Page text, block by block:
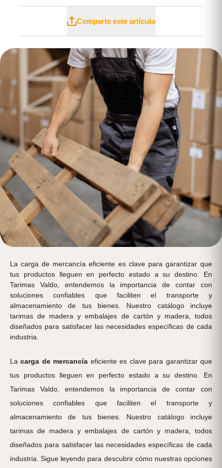
Comparte este artículo
La carga de mercancía eficiente es clave para garantizar que
tus productos lleguen en perfecto estado a su destino. En
Tarimas Valdo, entendemos la importancia de contar con
soluciones confiables que faciliten el transporte y
almacenamiento de tus bienes. Nuestro catálogo incluye
tarimas de madera y embalajes de cartón y madera, todos
diseñados para satisfacer las necesidades específicas de cada
industria.
Lacarga de mercancía eficiente es clave para garantizar que
tus productos lleguen en perfecto estado a su destino. En
Tarimas Valdo, entendemos la importancia de contar con
soluciones confiables que faciliten el transporte y
almacenamiento de tus bienes. Nuestro catálogo incluye
tarimas de madera y embalajes de cartón y madera, todos
diseñados para satisfacer las necesidades específicas de cada
industria. Sigue leyendo para descubrir cómo nuestras opciones